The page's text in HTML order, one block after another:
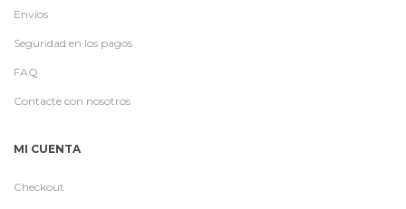
Envíos
Seguridad en los pagos
FAQ
Contacte con nosotros
MI CUENTA
Checkout